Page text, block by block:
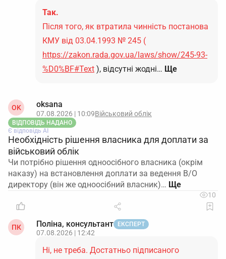
Так.
Після того, як втратила чинність постанова
КМУ від 03.04.1993 № 245 (
https://zakon.rada.gov.ua/laws/show/245-93-
%D0%BF#Text ), відсутні жодні… Ще
OK oksana
07.08.2026 | 10:09Військовий облік
ВІДПОВІДЬ НАДАНО
Є відповідь АІ
Необхідність рішення власника для доплати за
військовий облік
Чи потрібно рішення одноосібного власника (окрім
наказу) на встановлення доплати за ведення В/О
директору (він же одноосібний власник)…
10
ПК Поліна, консультант ЕКСПЕРТ
07.08.2026 | 12:42
Ні, не треба. Достатньо підписаного